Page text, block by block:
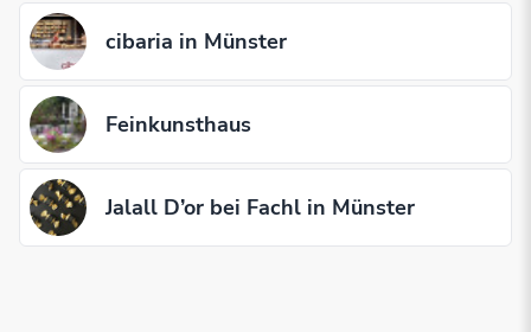
cibaria in Münster
Feinkunsthaus
Jalall D’or bei Fachl in Münster